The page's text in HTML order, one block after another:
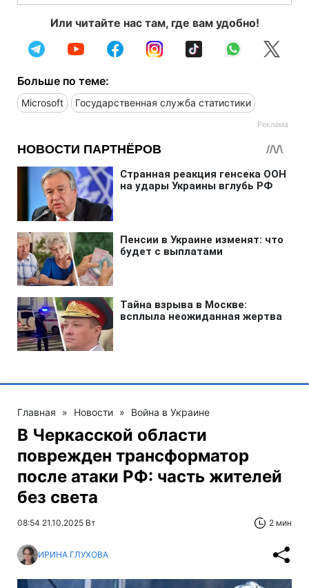
Или читайте нас там, где вам удобно!
Больше по теме:
Microsoft Государственная служба статистики
Главная » Новости » Война в Украине
В Черкасской области
поврежден трансформатор
после атаки РФ: часть жителей
без света
08:54 21.10.2025 Вт 2 мин
ИРИНА ГЛУХОВА